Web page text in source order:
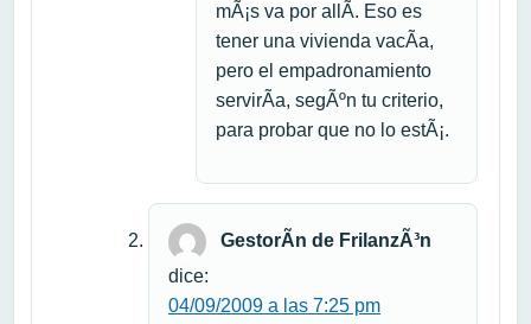
mÃ¡s va por allÃ­. Eso es
tener una vivienda vacÃ­a,
pero el empadronamiento
servirÃ­a, segÃºn tu criterio,
para probar que no lo estÃ¡.
GestorÃ­n de FrilanzÃ³n
dice:
04/09/2009 a las 7:25 pm